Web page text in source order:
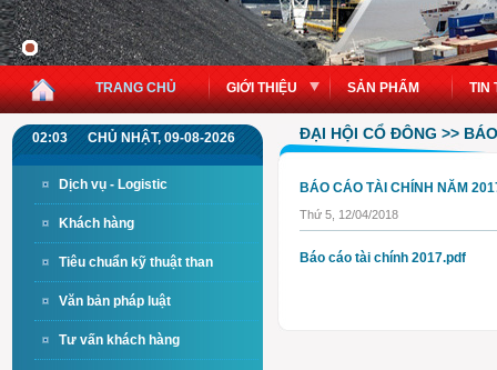
TRANG CHỦ GIỚI THIỆU SẢN PHẨM TIN
02:03 CHỦ NHẬT, 09-08-2026
Dịch vụ - Logistic
Khách hàng
Tiêu chuẩn kỹ thuật than
Văn bản pháp luật
Tư vấn khách hàng
ĐẠI HỘI CỔ ĐÔNG >>
BÁO CÁO TÀI CHÍNH NĂM
Thứ 5, 12/04/2018
Báo cáo tài chính 2017.pdf